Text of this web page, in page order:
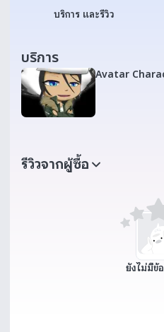
บริการ และรีวิว
บริการ
Avatar
รีวิวจากผู้ซื้อ
ยังไม่มีข้